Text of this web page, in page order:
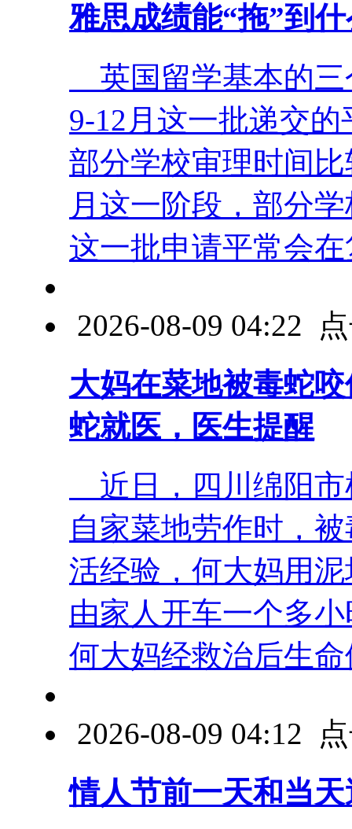
雅思成绩能“拖”到
英国留学基本的三
9-12月这一批递交
部分学校审理时间
月这一阶段，部分
这一批申请平常会在
2026-08-09 04:22
大妈在菜地被毒蛇
蛇就医，医生提醒
近日，四川绵阳市
自家菜地劳作时，
活经验，何大妈用
由家人开车一个多
何大妈经救治后生
2026-08-09 04:12
情人节前一天和当